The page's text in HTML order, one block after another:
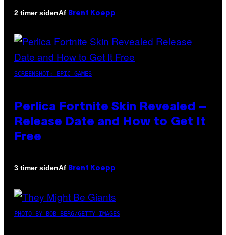
2 timer sidenAf Brent Koepp
SCREENSHOT: EPIC GAMES
Perlica Fortnite Skin Revealed –
Release Date and How to Get It
Free
3 timer sidenAf Brent Koepp
PHOTO BY BOB BERG/GETTY IMAGES